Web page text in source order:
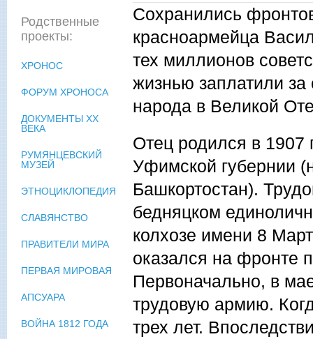
Сохранились
красноармейца
тех миллионов
жизнью заплатили
народа в Великой
Отец родился в 1907
Уфимской губернии
Башкортостан).
бедняцком
колхозе имени 8
оказался на фронте
Первоначально, в
трудовую армию.
трех лет.
Родственные
проекты:
ХРОНОС
ФОРУМ ХРОНОСА
ДОКУМЕНТЫ XX
ВЕКА
РУМЯНЦЕВСКИЙ
МУЗЕЙ
ЭТНОЦИКЛОПЕДИЯ
СЛАВЯНСТВО
ПРАВИТЕЛИ МИРА
ПЕРВАЯ МИРОВАЯ
АПСУАРА
ВОЙНА 1812 ГОДА